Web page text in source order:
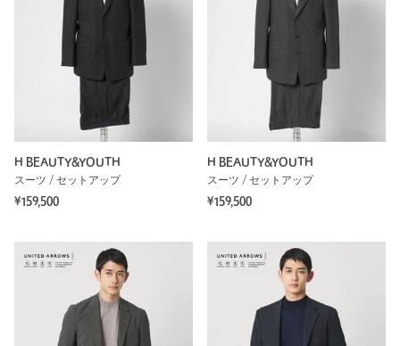
H BEAUTY&YOUTH
スーツ / セットアップ
¥159,500
H BEAUTY&YOUTH
スーツ / セットアップ
¥159,500